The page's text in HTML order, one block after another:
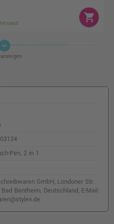
shopping_cart
Magnethaken
24 x 30 cm
30 x 40 cm
shopping_cart
Pen, 2 in 1
GmbH, Londoner Str.
Bentheim, Deutschland, E-Mail: